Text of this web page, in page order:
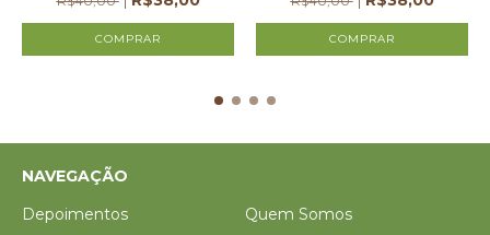
NAVEGAÇÃO
Depoimentos
Quem Somos